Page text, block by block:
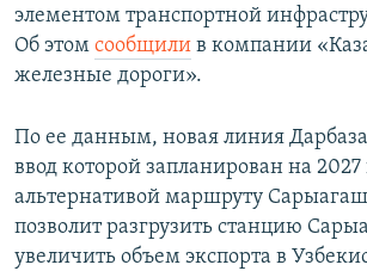
элементом транспортной
Об этом сообщили в компании
железные дороги».
По ее данным, новая линия
ввод которой запланирован на 2027
альтернативой маршруту
позволит разгрузить станцию
увеличить объем экспорта в